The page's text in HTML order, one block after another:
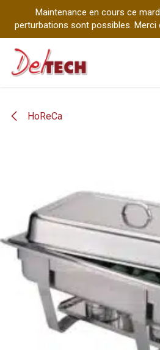
Maintenance en cours ce
perturbations sont possibles. Merci
HoReCa